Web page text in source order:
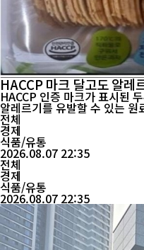
HACCP 마크 달고도 알레
과 두부과자 1등급 회수
HACCP 인증 마크가 표시된
알레르기를 유발할 수 있는
확인돼 1등급 회수 조치가 내려졌다. 단순한 표시 누락
기 어려운 이유는 해당 성분에
를 믿고 모르고 섭취할 경우 심
때문이다. 중증의 경우 호흡곤
전체
경제
식품/유통
2026.08.07 22:35
전체
경제
식품/유통
2026.08.07 22:35